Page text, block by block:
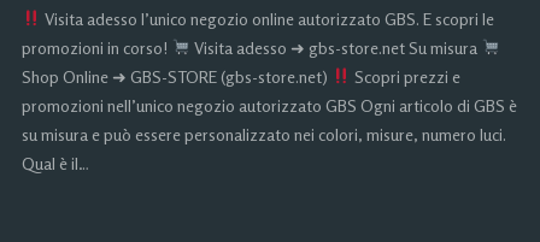
Visita adesso l’unico negozio online autorizzato GBS. E scopri le
promozioni in corso!
Visita adesso ➜ gbs-store.net Su misura
Shop Online ➜ GBS-STORE (gbs-store.net)
Scopri prezzi e
promozioni nell’unico negozio autorizzato GBS Ogni articolo di GBS è
su misura e può essere personalizzato nei colori, misure, numero luci.
Qual è il…